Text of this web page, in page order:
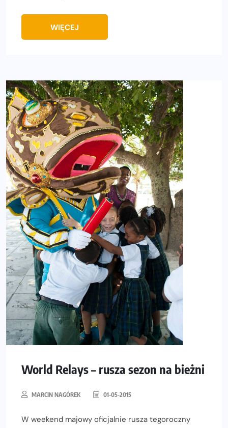
WIĘCEJ
World Relays – rusza sezon na bieżni
MARCIN NAGÓREK 01-05-2015
W weekend majowy oficjalnie rusza tegoroczny